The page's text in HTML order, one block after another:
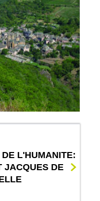
L'HUMANITE:
JACQUES DE